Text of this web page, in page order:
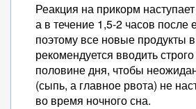
Реакция на прикорм
а в течение 1,5-2 часов
поэтому все новые продукты
рекомендуется вводить
половине дня, чтобы
(сыпь, а главное рвота) не
во время ночного сна.